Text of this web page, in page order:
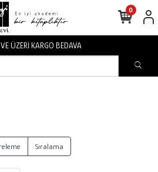
ÜZERİ KARGO BEDAVA
0
Sıralama